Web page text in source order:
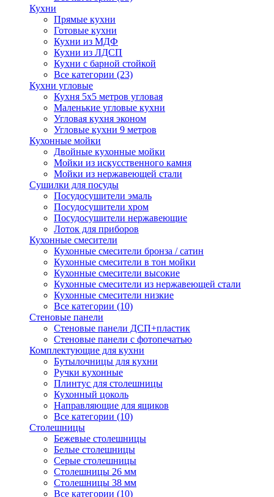
Кухни
Прямые кухни
Готовые кухни
Кухни из МДФ
Кухни из ЛДСП
Кухни с барной стойкой
Все категории (23)
Кухни угловые
Кухня 5х5 метров угловая
Маленькие угловые кухни
Угловая кухня эконом
Угловые кухни 9 метров
Кухонные мойки
Двойные кухонные мойки
Мойки из искусственного камня
Мойки из нержавеющей стали
Сушилки для посуды
Посудосушители эмаль
Посудосушители хром
Посудосушители нержавеющие
Лоток для приборов
Кухонные смесители
Кухонные смесители бронза / сатин
Кухонные смесители в тон мойки
Кухонные смесители высокие
Кухонные смесители из нержавеющей стали
Кухонные смесители низкие
Все категории (10)
Стеновые панели
Стеновые панели ДСП+пластик
Стеновые панели с фотопечатью
Комплектующие для кухни
Бутылочницы для кухни
Ручки кухонные
Плинтус для столешницы
Кухонный цоколь
Направляющие для ящиков
Все категории (10)
Столешницы
Бежевые столешницы
Белые столешницы
Серые столешницы
Столешницы 26 мм
Столешницы 38 мм
Все категории (10)